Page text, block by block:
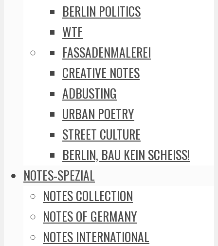
BERLIN POLITICS
WTF
FASSADENMALEREI
CREATIVE NOTES
ADBUSTING
URBAN POETRY
STREET CULTURE
BERLIN, BAU KEIN SCHEISS!
NOTES-SPEZIAL
NOTES COLLECTION
NOTES OF GERMANY
NOTES INTERNATIONAL